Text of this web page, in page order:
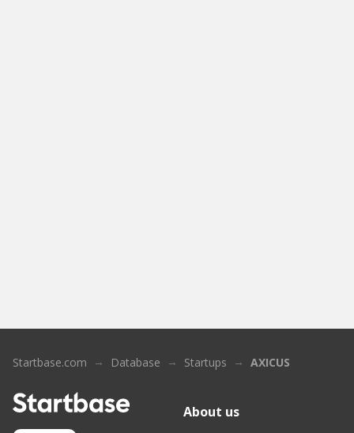
Startbase.com Database Startups AXICUS
About us